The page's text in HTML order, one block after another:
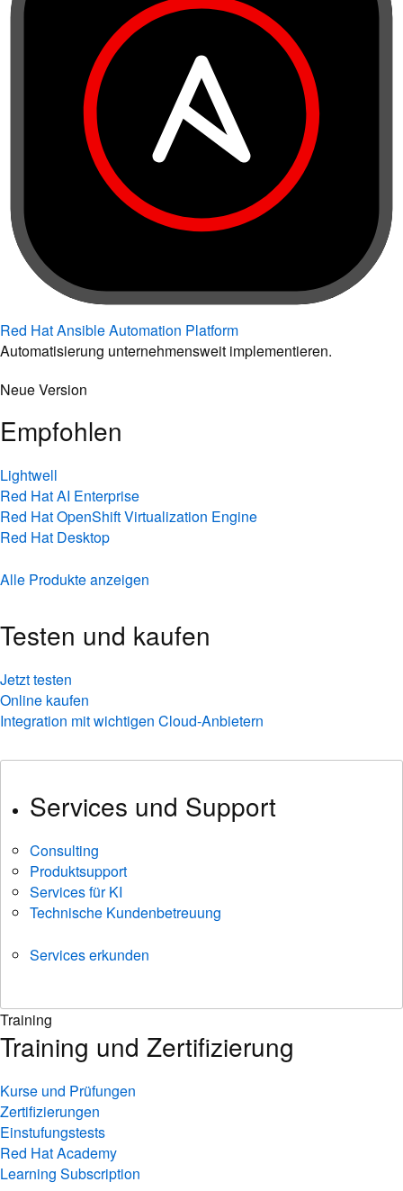
Red Hat Ansible Automation Platform
Automatisierung unternehmensweit implementieren.
Neue Version
Empfohlen
Lightwell
Red Hat AI Enterprise
Red Hat OpenShift Virtualization Engine
Red Hat Desktop
Alle Produkte anzeigen
Testen und kaufen
Jetzt testen
Online kaufen
Integration mit wichtigen Cloud-Anbietern
Services und Support
Consulting
Produktsupport
Services für KI
Technische Kundenbetreuung
Services erkunden
Training
Training und Zertifizierung
Kurse und Prüfungen
Zertifizierungen
Einstufungstests
Red Hat Academy
Learning Subscription